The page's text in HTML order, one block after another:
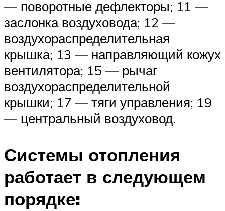
— поворотные дефлекторы; 11 —
заслонка воздуховода; 12 —
воздухораспределительная
крышка; 13 — направляющий кожух
вентилятора; 15 — рычаг
воздухораспределительной
крышки; 17 — тяги управления; 19
— центральный воздуховод.
Системы отопления
работает в следующем
порядке: